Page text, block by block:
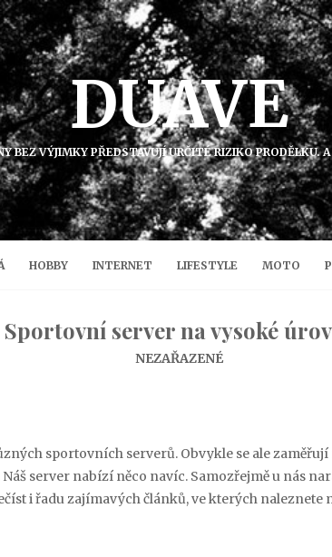
DUAVE
BEZ VÝJIMKY PŘEDSTAVUJÍ URČITÉ RIZIKO
HOBBY INTERNET LIFESTYLE MOTO
Sportovní server na vysoké
NEZAŘAZENÉ
sportovních serverů. Obvykle se ale
server nabízí něco navíc. Samozřejmě u nás
i řadu zajímavých článků, ve kterých